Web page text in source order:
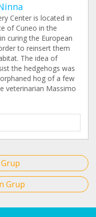
Center is located in
of Cuneo in the
curing the European
to reinsert them
The idea of
the hedgehogs was
hog of a few
veterinarian Massimo
Grup